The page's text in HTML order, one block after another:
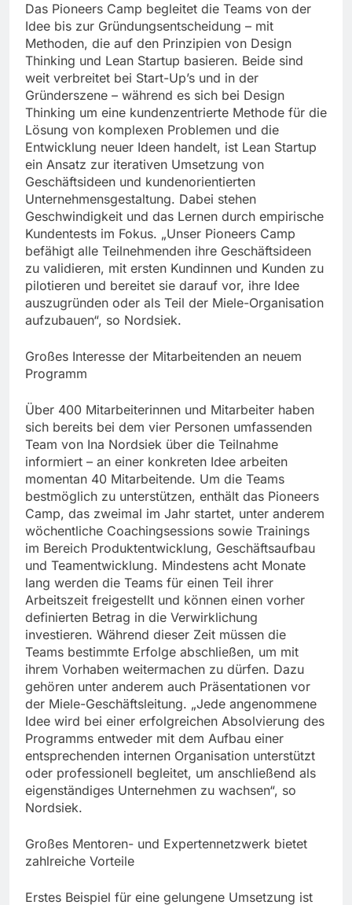
Das Pioneers Camp begleitet die Teams von der
Idee bis zur Gründungsentscheidung – mit
Methoden, die auf den Prinzipien von Design
Thinking und Lean Startup basieren. Beide sind
weit verbreitet bei Start-Up’s und in der
Gründerszene – während es sich bei Design
Thinking um eine kundenzentrierte Methode für die
Lösung von komplexen Problemen und die
Entwicklung neuer Ideen handelt, ist Lean Startup
ein Ansatz zur iterativen Umsetzung von
Geschäftsideen und kundenorientierten
Unternehmensgestaltung. Dabei stehen
Geschwindigkeit und das Lernen durch empirische
Kundentests im Fokus. „Unser Pioneers Camp
befähigt alle Teilnehmenden ihre Geschäftsideen
zu validieren, mit ersten Kundinnen und Kunden zu
pilotieren und bereitet sie darauf vor, ihre Idee
auszugründen oder als Teil der Miele-Organisation
aufzubauen“, so Nordsiek.
Großes Interesse der Mitarbeitenden an neuem
Programm
Über 400 Mitarbeiterinnen und Mitarbeiter haben
sich bereits bei dem vier Personen umfassenden
Team von Ina Nordsiek über die Teilnahme
informiert – an einer konkreten Idee arbeiten
momentan 40 Mitarbeitende. Um die Teams
bestmöglich zu unterstützen, enthält das Pioneers
Camp, das zweimal im Jahr startet, unter anderem
wöchentliche Coachingsessions sowie Trainings
im Bereich Produktentwicklung, Geschäftsaufbau
und Teamentwicklung. Mindestens acht Monate
lang werden die Teams für einen Teil ihrer
Arbeitszeit freigestellt und können einen vorher
definierten Betrag in die Verwirklichung
investieren. Während dieser Zeit müssen die
Teams bestimmte Erfolge abschließen, um mit
ihrem Vorhaben weitermachen zu dürfen. Dazu
gehören unter anderem auch Präsentationen vor
der Miele-Geschäftsleitung. „Jede angenommene
Idee wird bei einer erfolgreichen Absolvierung des
Programms entweder mit dem Aufbau einer
entsprechenden internen Organisation unterstützt
oder professionell begleitet, um anschließend als
eigenständiges Unternehmen zu wachsen“, so
Nordsiek.
Großes Mentoren- und Expertennetzwerk bietet
zahlreiche Vorteile
Erstes Beispiel für eine gelungene Umsetzung ist